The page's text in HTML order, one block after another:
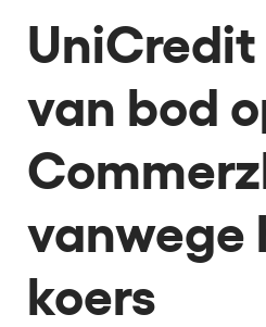
van bod
vanwege
koers